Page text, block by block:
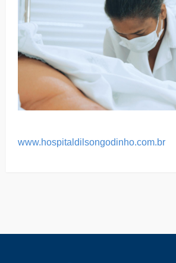
www.hospitaldilsongodinho.com.br